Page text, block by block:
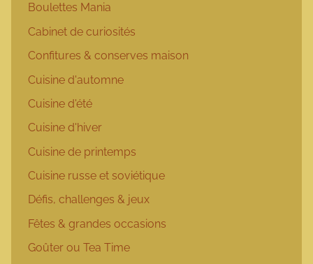
Boulettes Mania
Cabinet de curiosités
Confitures & conserves maison
Cuisine d'automne
Cuisine d'été
Cuisine d'hiver
Cuisine de printemps
Cuisine russe et soviétique
Défis, challenges & jeux
Fêtes & grandes occasions
Goûter ou Tea Time